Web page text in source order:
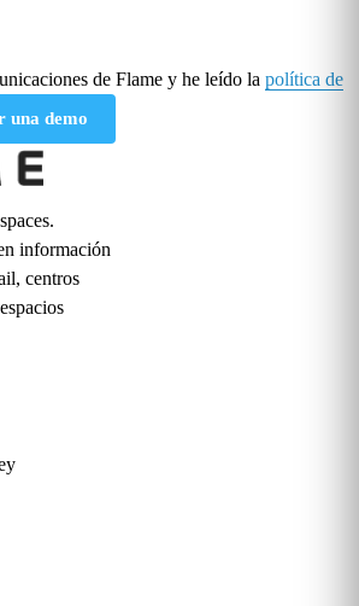
de Flame y he leído la política de
una demo
información
centros